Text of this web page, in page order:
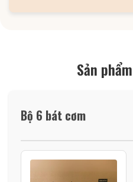
Sản
Bộ 6 bát cơm